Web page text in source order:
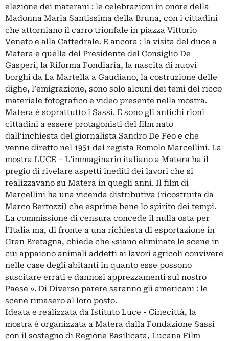
elezione dei materani : le celebrazioni in onore della
Madonna Maria Santissima della Bruna, con i cittadini
che attorniano il carro trionfale in piazza Vittorio
Veneto e alla Cattedrale. E ancora : la visita del duce a
Matera e quella del Presidente del Consiglio De
Gasperi, la Riforma Fondiaria, la nascita di nuovi
borghi da La Martella a Gaudiano, la costruzione delle
dighe, l’emigrazione, sono solo alcuni dei temi del ricco
materiale fotografico e video presente nella mostra.
Matera è soprattutto i Sassi. E sono gli antichi rioni
cittadini a essere protagonisti del film nato
dall’inchiesta del giornalista Sandro De Feo e che
venne diretto nel 1951 dal regista Romolo Marcellini. La
mostra LUCE – L’immaginario italiano a Matera ha il
pregio di rivelare aspetti inediti dei lavori che si
realizzavano su Matera in quegli anni. Il film di
Marcellini ha una vicenda distributiva (ricostruita da
Marco Bertozzi) che esprime bene lo spirito dei tempi.
La commissione di censura concede il nulla osta per
l’Italia ma, di fronte a una richiesta di esportazione in
Gran Bretagna, chiede che «siano eliminate le scene in
cui appaiono animali addetti ai lavori agricoli convivere
nelle case degli abitanti in quanto esse possono
suscitare errati e dannosi apprezzamenti sul nostro
Paese ». Di Diverso parere saranno gli americani : le
scene rimasero al loro posto.
Ideata e realizzata da Istituto Luce - Cinecittà, la
mostra è organizzata a Matera dalla Fondazione Sassi
con il sostegno di Regione Basilicata, Lucana Film